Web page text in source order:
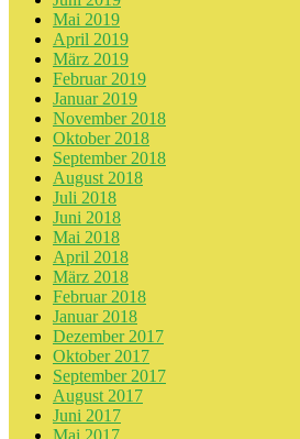
Mai 2019
April 2019
März 2019
Februar 2019
Januar 2019
November 2018
Oktober 2018
September 2018
August 2018
Juli 2018
Juni 2018
Mai 2018
April 2018
März 2018
Februar 2018
Januar 2018
Dezember 2017
Oktober 2017
September 2017
August 2017
Juni 2017
Mai 2017